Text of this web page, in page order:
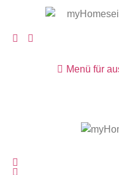
Menü für